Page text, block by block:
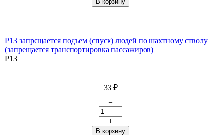
P13 запрещается подъем (спуск) людей по шахтному стволу
(запрещается транспортировка пассажиров)
P13
33 ₽
–
+